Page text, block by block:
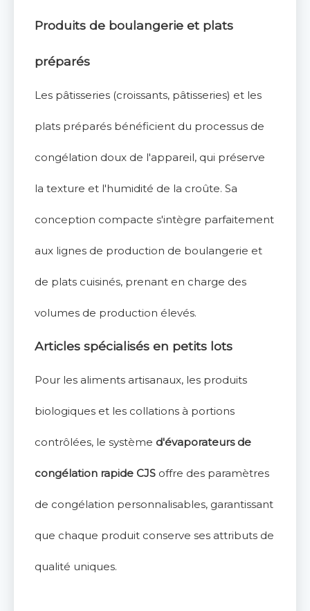
Produits de boulangerie et plats
préparés
Les pâtisseries (croissants, pâtisseries) et les
plats préparés bénéficient du processus de
congélation doux de l'appareil, qui préserve
la texture et l'humidité de la croûte. Sa
conception compacte s'intègre parfaitement
aux lignes de production de boulangerie et
de plats cuisinés, prenant en charge des
volumes de production élevés.
Articles spécialisés en petits lots
Pour les aliments artisanaux, les produits
biologiques et les collations à portions
contrôlées, le système d'évaporateurs de
congélation rapide CJS offre des paramètres
de congélation personnalisables, garantissant
que chaque produit conserve ses attributs de
qualité uniques.